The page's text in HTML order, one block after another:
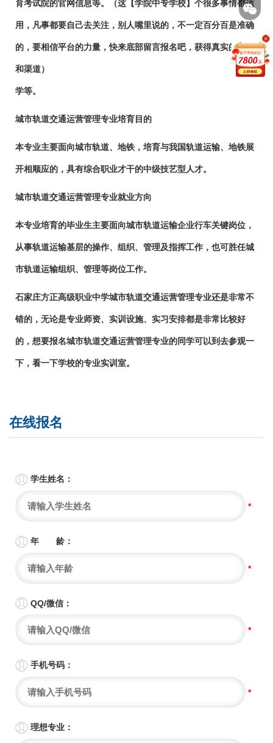
育考试院的官网信息等。（这【学院中专学校】个很多事情都适
用，凡事都要自己去关注，别人嘴里说的，不一定百分百是准确
的，要相信平台的力量，快来底部留言报名吧，获得真实的咨询
和渠道）
学等。
城市轨道交通运营管理专业培育目的
本专业主要面向城市轨道、地铁，培育与我国轨道运输、地铁展
开相顺应的，具有综合职业才干的中级技艺型人才。
城市轨道交通运营管理专业就业方向
本专业培育的毕业生主要面向城市轨道运输企业行车关键岗位，
从事轨道运输基层的操作、组织、管理及指挥工作，也可胜任城
市轨道运输组织、管理等岗位工作。
石家庄方正高级职业中学城市轨道交通运营管理专业还是非常不
错的，无论是专业师资、实训设施、实习安排都是非常比较好
的，想要报名城市轨道交通运营管理专业的同学可以到去参观一
下，看一下学校的专业实训室。
在线报名
 学生姓名：
*
 年 龄：
*
 QQ/微信：
*
 手机号码：
*
 理想专业：